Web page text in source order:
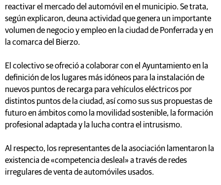
reactivar el mercado del automóvil en el municipio. Se trata,
según explicaron, deuna actividad que genera un importante
volumen de negocio y empleo en la ciudad de Ponferrada y en
la comarca del Bierzo.
El colectivo se ofreció a colaborar con el Ayuntamiento en la
definición de los lugares más idóneos para la instalación de
nuevos puntos de recarga para vehículos eléctricos por
distintos puntos de la ciudad, así como sus sus propuestas de
futuro en ámbitos como la movilidad sostenible, la formación
profesional adaptada y la lucha contra el intrusismo.
Al respecto, los representantes de la asociación lamentaron la
existencia de «competencia desleal» a través de redes
irregulares de venta de automóviles usados.